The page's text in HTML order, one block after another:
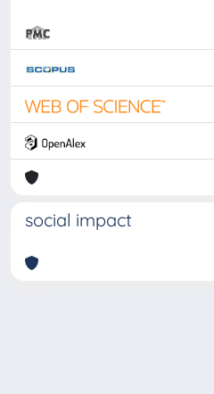
social impact